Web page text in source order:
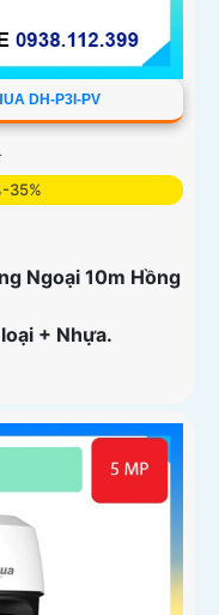
DH-P3I-PV
35%
Ngoại 10m Hồng
+ Nhựa.